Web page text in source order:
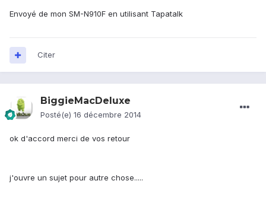
Envoyé de mon SM-N910F en utilisant Tapatalk
Citer
BiggieMacDeluxe
Posté(e) 16 décembre 2014
ok d'accord merci de vos retour
j'ouvre un sujet pour autre chose.....